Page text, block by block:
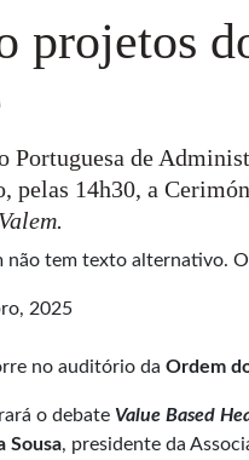
projetos
Portuguesa de
pelas 14h30, a
2025
no auditório da Ordem
o debate Value Based
Sousa, presidente da